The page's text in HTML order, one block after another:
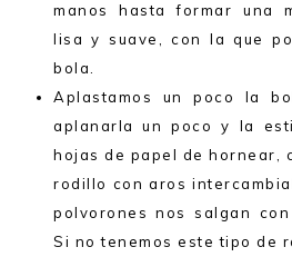
manos hasta formar una
lisa y suave, con la que
bola.
Aplastamos un poco la
aplanarla un poco y la
hojas de papel de hornear,
rodillo con aros
polvorones nos salgan
Si no tenemos este tipo de